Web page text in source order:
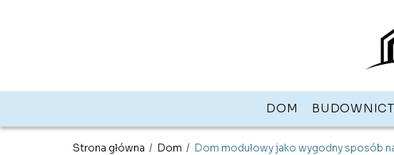
DOM
Strona główna / Dom / Dom modułowy jako wygodny sposób